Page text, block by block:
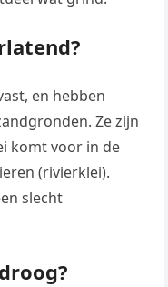
en hebben
Ze zijn
komt voor in de
(rivierklei).
slecht